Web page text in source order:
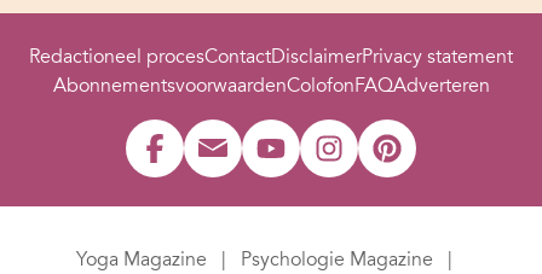
Redactioneel procesContactDisclaimerPrivacy statement
AbonnementsvoorwaardenColofonFAQAdverteren
Yoga Magazine
Psychologie Magazine